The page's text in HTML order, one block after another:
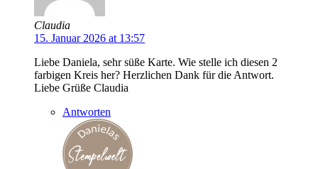
Claudia
15. Januar 2026 at 13:57
Liebe Daniela, sehr süße Karte. Wie stelle ich diesen 2
farbigen Kreis her? Herzlichen Dank für die Antwort.
Liebe Grüße Claudia
Antworten